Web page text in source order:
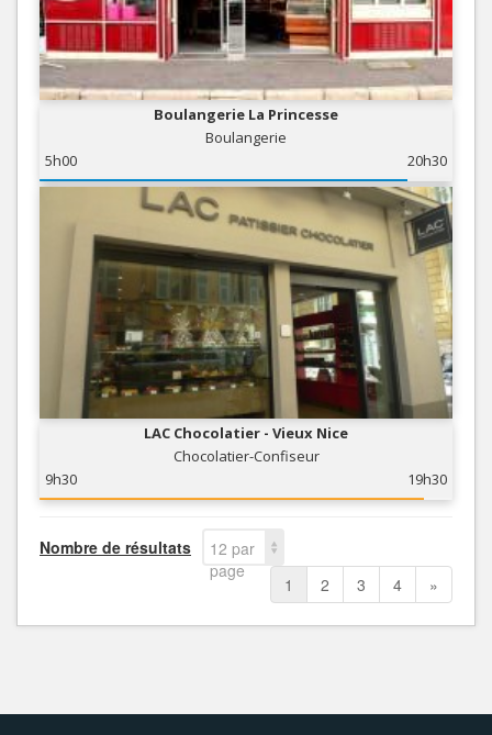
Boulangerie La Princesse
Boulangerie
5h00
20h30
LAC Chocolatier - Vieux Nice
Chocolatier-Confiseur
9h30
19h30
Nombre de résultats
12 par
page
1 2 3 4 »